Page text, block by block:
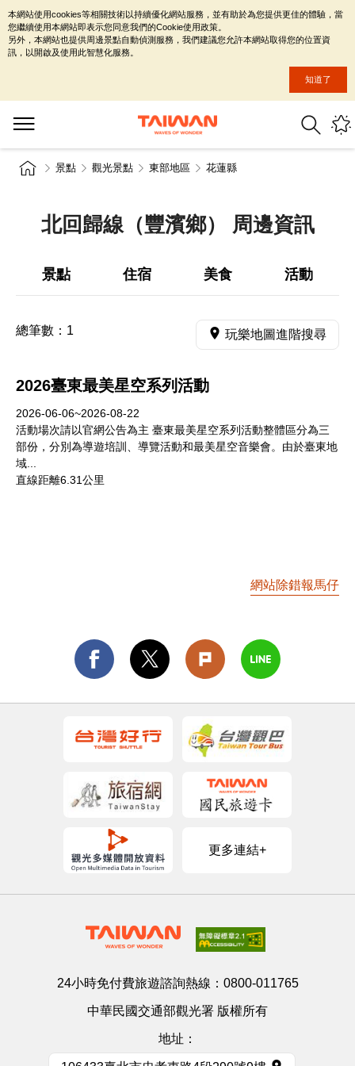
景點 觀光景點 東部地區 花蓮縣
北回歸線（豐濱鄉） 周邊資訊
景點 住宿 美食 活動
總筆數： 1 玩樂地圖進階搜尋
2026臺東最美星空系列活動
2026-06-06~2026-08-22
活動場次請以官網公告為主 臺東最美星空系列活動整體區分為三
部份，分別為導遊培訓、導覽活動和最美星空音樂會。由於臺東地
域...
直線距離6.31公里
網站除錯報馬仔
更多連結+
24小時免付費旅遊諮詢熱線： 0800-011765
中華民國交通部觀光署 版權所有
地址：
本網站使用cookies等相關技術以持續優化網站服務，並有助於為您提供更佳的體驗，當
您繼續使用本網站即表示您同意我們的Cookie使用政策。
另外，本網站也提供周邊景點自動偵測服務，我們建議您允許本網站取得您的位置資
訊，以開啟及使用此智慧化服務。
知道了